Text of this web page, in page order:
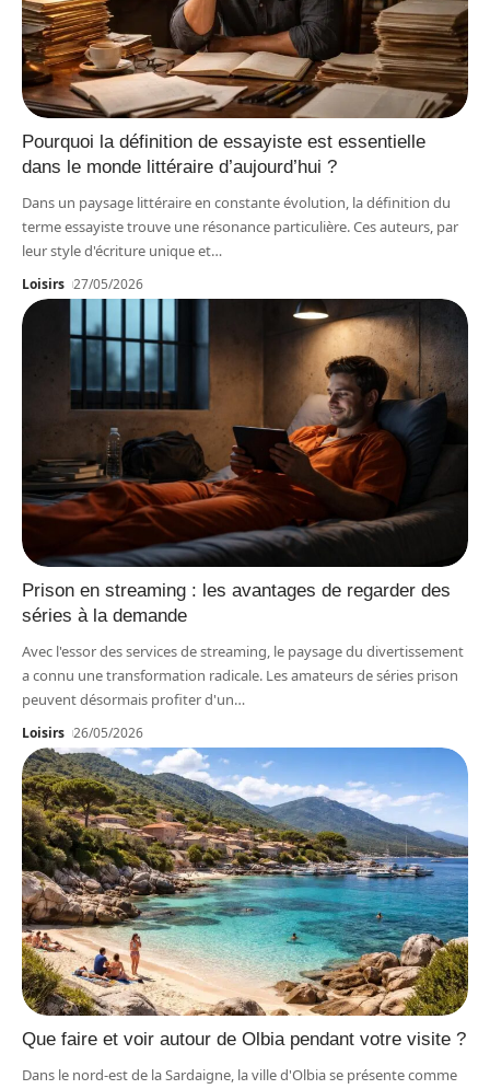
Pourquoi la définition de essayiste est essentielle
dans le monde littéraire d’aujourd’hui ?
Dans un paysage littéraire en constante évolution, la définition du
terme essayiste trouve une résonance particulière. Ces auteurs, par
leur style d'écriture unique et…
Loisirs 27/05/2026
Prison en streaming : les avantages de regarder des
séries à la demande
Avec l'essor des services de streaming, le paysage du divertissement
a connu une transformation radicale. Les amateurs de séries prison
peuvent désormais profiter d'un…
Loisirs 26/05/2026
Que faire et voir autour de Olbia pendant votre visite ?
Dans le nord-est de la Sardaigne, la ville d'Olbia se présente comme